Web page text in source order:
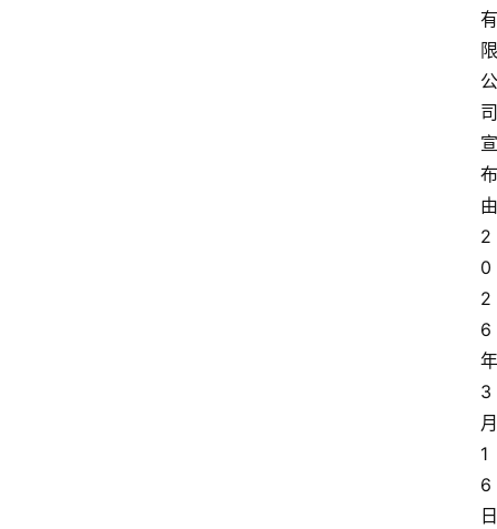
有
限
公
司
宣
布
由
2
0
2
6
年
3
月
1
6
日